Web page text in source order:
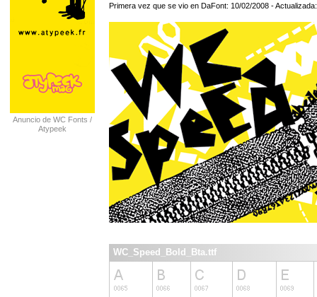
Anuncio de WC Fonts /
Atypeek
Primera vez que se vio en DaFont: 10/02/2008 -
WC_Speed_Bold_Bta.ttf